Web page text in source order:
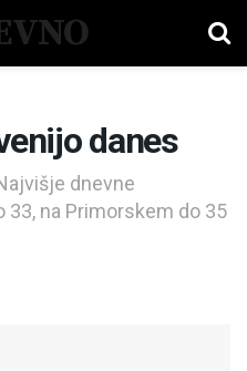
danes
dnevne
na Primorskem do 35